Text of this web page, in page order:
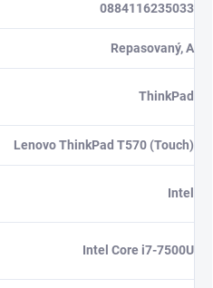
0884116235033
Repasovaný, A
ThinkPad
Lenovo ThinkPad T570 (Touch)
Intel
Intel Core i7-7500U